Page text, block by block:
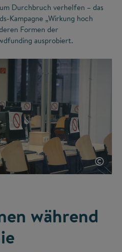
Durchbruch verhelfen – das
Kampagne „Wirkung hoch
Formen der
ausprobiert.
©
während